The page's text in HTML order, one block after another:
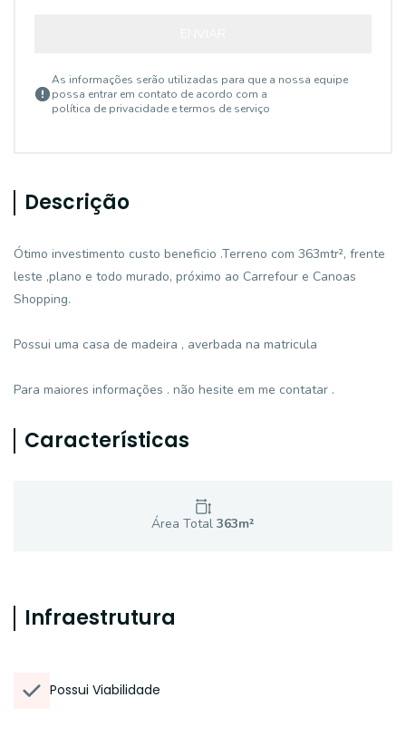
As informações serão utilizadas para que a nossa equipe
possa entrar em contato de acordo com a
política de privacidade e termos de serviço
Descrição
Ótimo investimento custo beneficio .Terreno com 363mtr², frente
leste ,plano e todo murado, próximo ao Carrefour e Canoas
Shopping.
Possui uma casa de madeira , averbada na matricula
Para maiores informações . não hesite em me contatar .
Características
Área Total 363m²
Infraestrutura
Possui Viabilidade